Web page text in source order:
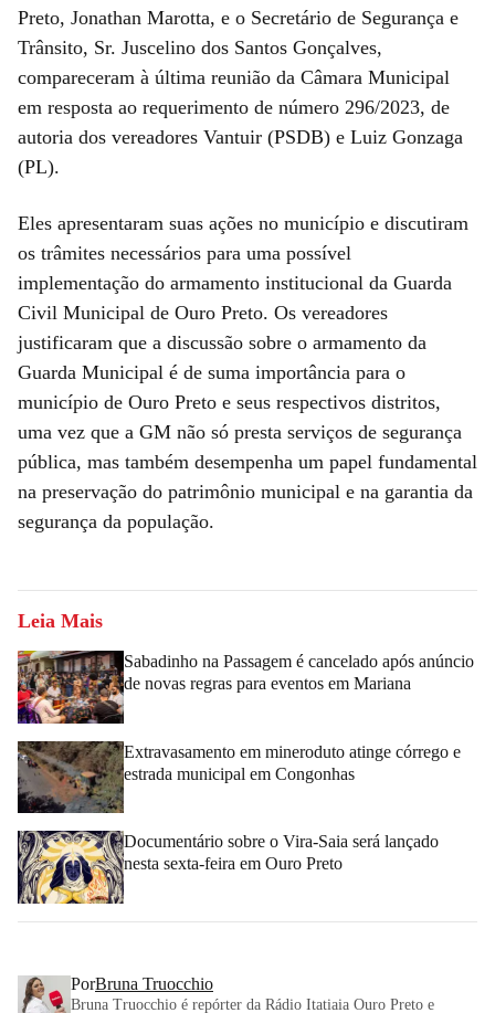
Preto, Jonathan Marotta, e o Secretário de Segurança e
Trânsito, Sr. Juscelino dos Santos Gonçalves,
compareceram à última reunião da Câmara Municipal
em resposta ao requerimento de número 296/2023, de
autoria dos vereadores Vantuir (PSDB) e Luiz Gonzaga
(PL).
Eles apresentaram suas ações no município e discutiram
os trâmites necessários para uma possível
implementação do armamento institucional da Guarda
Civil Municipal de Ouro Preto. Os vereadores
justificaram que a discussão sobre o armamento da
Guarda Municipal é de suma importância para o
município de Ouro Preto e seus respectivos distritos,
uma vez que a GM não só presta serviços de segurança
pública, mas também desempenha um papel fundamental
na preservação do patrimônio municipal e na garantia da
segurança da população.
Leia Mais
Sabadinho na Passagem é cancelado após anúncio
de novas regras para eventos em Mariana
Extravasamento em mineroduto atinge córrego e
estrada municipal em Congonhas
Documentário sobre o Vira-Saia será lançado
nesta sexta-feira em Ouro Preto
PorBruna Truocchio
Bruna Truocchio é repórter da Rádio Itatiaia Ouro Preto e